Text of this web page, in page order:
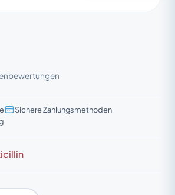
Sichere Zahlungsmethoden